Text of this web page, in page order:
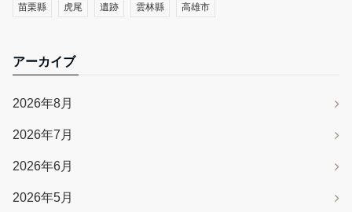
苗栗縣 虎尾 遺跡 雲林縣 高雄市
アーカイブ
2026年8月
2026年7月
2026年6月
2026年5月